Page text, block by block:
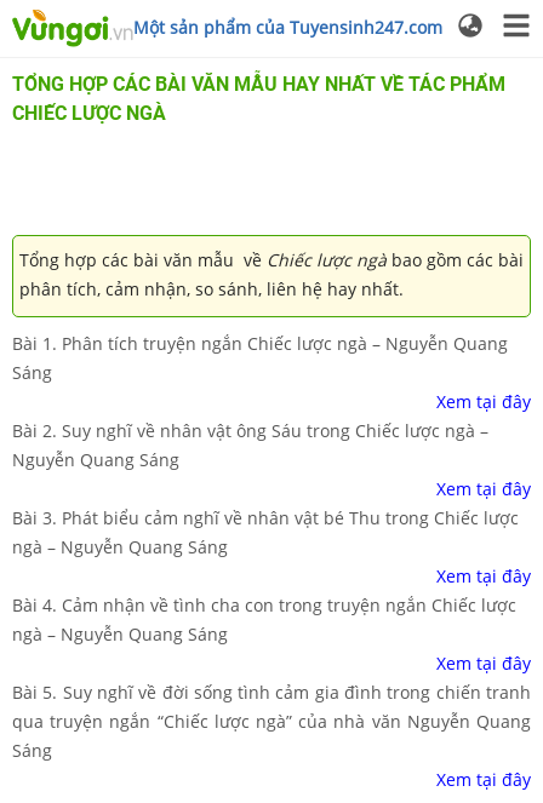
Một sản phẩm của Tuyensinh247.com
TỔNG HỢP CÁC BÀI VĂN MẪU HAY NHẤT VỀ TÁC PHẨM
CHIẾC LƯỢC NGÀ
Tổng hợp các bài văn mẫu về Chiếc lược ngà bao gồm các bài
phân tích, cảm nhận, so sánh, liên hệ hay nhất.
Bài 1. Phân tích truyện ngắn Chiếc lược ngà – Nguyễn Quang
Sáng
Xem tại đây
Bài 2. Suy nghĩ về nhân vật ông Sáu trong Chiếc lược ngà –
Nguyễn Quang Sáng
Xem tại đây
Bài 3. Phát biểu cảm nghĩ về nhân vật bé Thu trong Chiếc lược
ngà – Nguyễn Quang Sáng
Xem tại đây
Bài 4. Cảm nhận về tình cha con trong truyện ngắn Chiếc lược
ngà – Nguyễn Quang Sáng
Xem tại đây
Bài 5. Suy nghĩ về đời sống tình cảm gia đình trong chiến tranh
qua truyện ngắn “Chiếc lược ngà” của nhà văn Nguyễn Quang
Sáng
Xem tại đây